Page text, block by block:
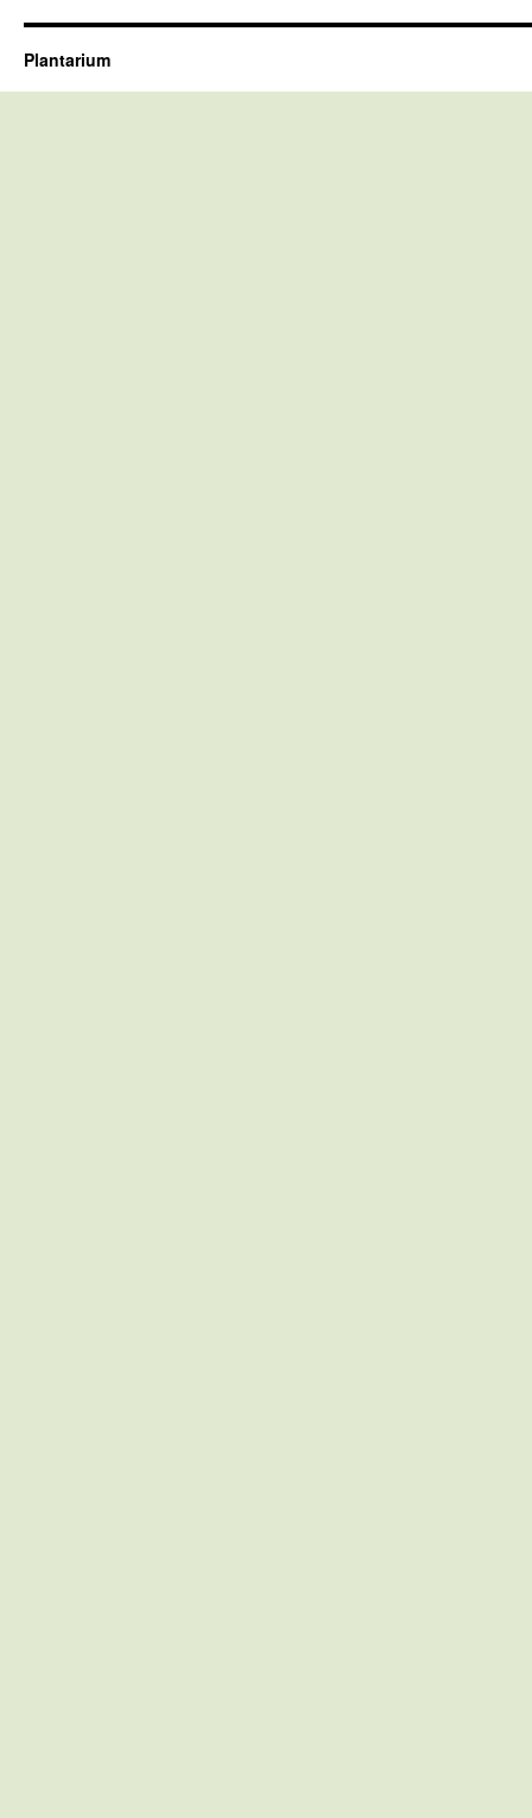
Plantarium